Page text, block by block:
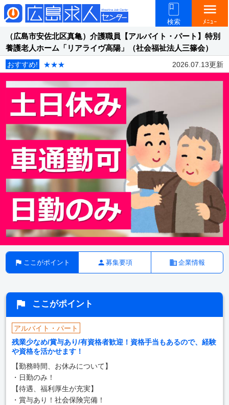
検索
menu
ﾒﾆｭｰ
（広島市安佐北区真亀）介護職員【アルバイト・パート】特別
養護老人ホーム「リアライヴ高陽」（社会福祉法人三篠会）
おすすめ! ★★★ 2026.07.13更新
ここがポイント 募集要項 企業情報
ここがポイント
アルバイト・パート
残業少なめ/賞与あり/有資格者歓迎！資格手当もあるので、経験
や資格を活かせます！
【勤務時間、お休みについて】
・日勤のみ！
【待遇、福利厚生が充実】
・賞与あり！社会保険完備！